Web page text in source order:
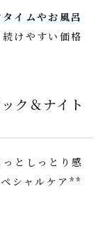
イムやお風呂
けやすい価格
ク＆ナイト
としっとり感
シャルケア**